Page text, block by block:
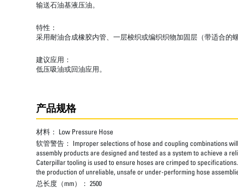
输送石油基液压油。
特性：
采用耐油合成橡胶内管、一层梭织或编织织物加固层（带适合的
建议应用：
低压吸油或回油应用。
产品规格
材料： Low Pressure Hose
软管警告： Improper selections of hose and coupling combinations
assembly products are designed and tested as a system to achieve a
Caterpillar tooling is used to ensure hoses are crimped to
the production of unreliable, unsafe or under-performing hose
总长度（mm）： 2500